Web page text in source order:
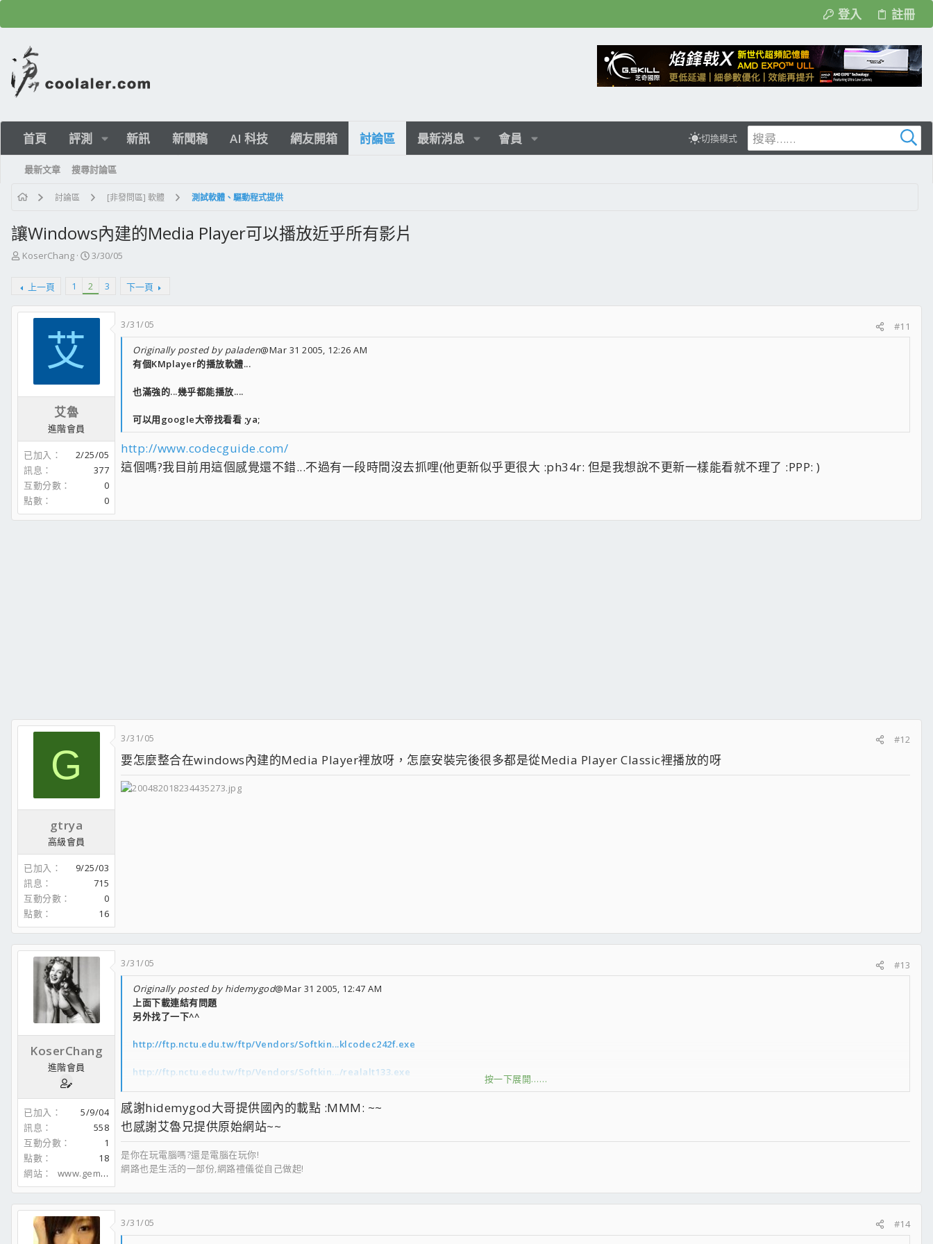
登入 註冊
首頁 評測 新訊 新聞稿 AI 科技 網友開箱 討論區 最新消息 會員 切換模式
最新文章 搜尋討論區
討論區 [非發問區] 軟體 測試軟體、驅動程式提供
讓Windows內建的Media Player可以播放近乎所有影片
主
人
KoserChang
開
日
期
3/30/05
上一頁 1 2 3 下一頁
艾
艾魯
進階會員
已加入
2/25/05
訊息
377
互動分數
0
點數
0
3/31/05
#11
Originally posted by paladen@Mar 31 2005, 12:26 AM
有個KMplayer的播放軟體...
也滿強的...幾乎都能播放....
可以用google大帝找看看 ;ya;
http://www.codecguide.com/
這個嗎?我目前用這個感覺還不錯...不過有一段時間沒去抓哩(他更新似乎更很大 :ph34r: 但是我想說不更新一樣能看就不理了 :PPP: )
G
gtrya
高級會員
已加入
9/25/03
訊息
715
互動分數
0
點數
16
3/31/05 #12
要怎麼整合在windows內建的Media Player裡放呀，怎麼安裝完後很多都是從Media Player Classic裡播放的呀
KoserChang
進階會員
已加入
5/9/04
訊息
558
互動分數
1
點數
18
網站
www.gembbs.com
3/31/05
#13
Originally posted by hidemygod@Mar 31 2005, 12:47 AM
上面下載連結有問題
另外找了一下^^
http://ftp.nctu.edu.tw/ftp/Vendors/Softkin...klcodec242f.exe
http://ftp.nctu.edu.tw/ftp/Vendors/Softkin.../realalt133.exe
http://ftp.nctu.edu.tw/ftp/Vendors/Softkin...ktimealt143.exe
按一下展開……
感謝hidemygod大哥提供國內的載點 :MMM: ~~
也感謝艾魯兄提供原始網站~~
是你在玩電腦嗎?還是電腦在玩你!
網路也是生活的一部份,網路禮儀從自己做起!
3/31/05
#14